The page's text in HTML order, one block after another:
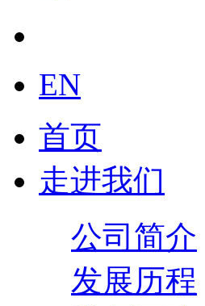
EN
首页
走进我们
公司简介
发展历程